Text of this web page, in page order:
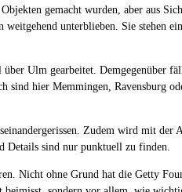
gemacht wurden, aber aus
unterblieben. Sie stehen
über Ulm gearbeitet. Demgegenüber
hier Memmingen, Ravensburg
Zudem wird mit der
Details sind nur punktuell zu finden.
Nicht ohne Grund hat die Getty